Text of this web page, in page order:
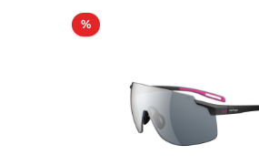
%Rabatt